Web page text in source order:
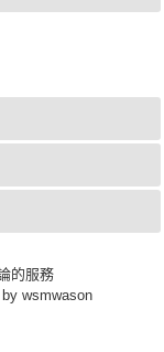
的服務
wsmwason